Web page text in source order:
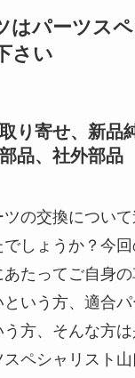
はパーツス
さい
り寄せ、新品
品、社外部品
の交換につい
しょうか？今
たってご自身
いう方、適合
方、そんな方
ペシャリスト